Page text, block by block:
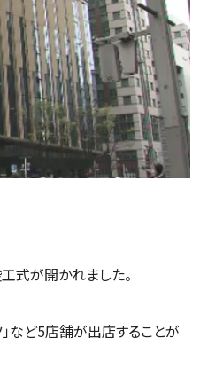
式が開かれました。
など5店舗が出店することが